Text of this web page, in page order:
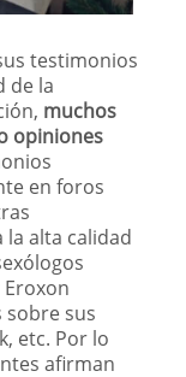
testimonios
de la
muchos
opiniones
en foros
alta calidad
sus
etc. Por lo
afirman